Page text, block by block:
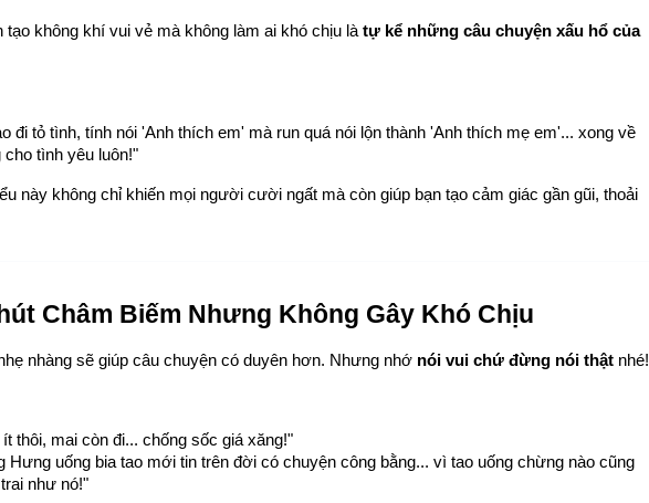
tạo không khí vui vẻ mà không làm ai khó chịu là tự kể những câu chuyện xấu hổ của
đi tỏ tình, tính nói 'Anh thích em' mà run quá nói lộn thành 'Anh thích mẹ em'... xong về
cho tình yêu luôn!"
này không chỉ khiến mọi người cười ngất mà còn giúp bạn tạo cảm giác gần gũi, thoải
Châm Biếm Nhưng Không Gây Khó Chịu
nhàng sẽ giúp câu chuyện có duyên hơn. Nhưng nhớ nói vui chứ đừng nói thật nhé!
thôi, mai còn đi... chống sốc giá xăng!"
Hưng uống bia tao mới tin trên đời có chuyện công bằng... vì tao uống chừng nào cũng
như nó!"